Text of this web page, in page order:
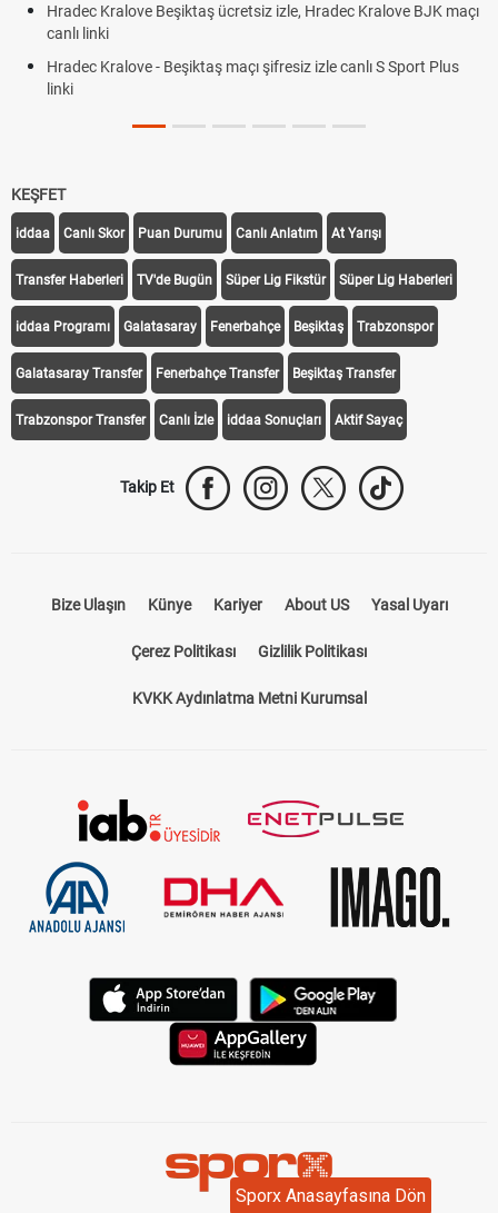
Sporx Anasayfasına Dön
Hradec Kralove Beşiktaş ücretsiz izle, Hradec Kralove BJK maçı
canlı linki
Hradec Kralove - Beşiktaş maçı şifresiz izle canlı S Sport Plus
linki
KEŞFET
iddaa Canlı Skor Puan Durumu Canlı Anlatım At Yarışı
Transfer Haberleri TV'de Bugün Süper Lig Fikstür Süper Lig Haberleri
iddaa Programı Galatasaray Fenerbahçe Beşiktaş Trabzonspor
Galatasaray Transfer Fenerbahçe Transfer Beşiktaş Transfer
Trabzonspor Transfer Canlı İzle iddaa Sonuçları Aktif Sayaç
Takip Et
Bize Ulaşın Künye Kariyer About US Yasal Uyarı
Çerez Politikası Gizlilik Politikası
KVKK Aydınlatma Metni Kurumsal